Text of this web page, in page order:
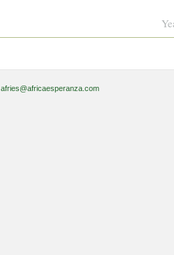
afries@africaesperanza.com